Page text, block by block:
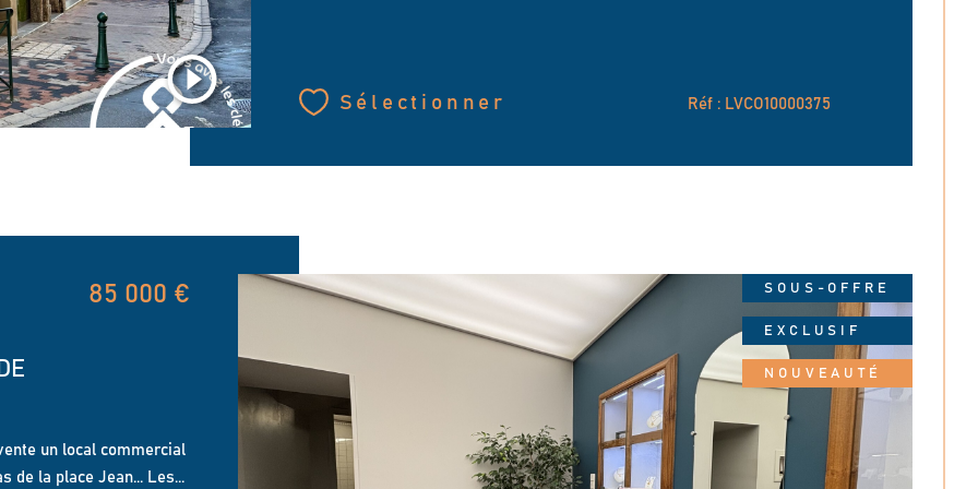
Sélectionner Réf : LVCO10000375
85 000 €
un local commercial
de la place Jean... Les...
SOUS-OFFRE
EXCLUSIF
NOUVEAUTÉ